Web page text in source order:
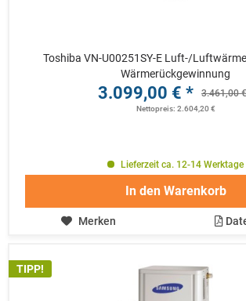
Toshiba VN-U00251SY-E Luft-/
Wärmerückgewinnung
3.099,00 € * 3.461,00
Nettopreis: 2.604,20 €
Lieferzeit ca. 12-14 Werktage
In den Warenkorb
Merken
TIPP!